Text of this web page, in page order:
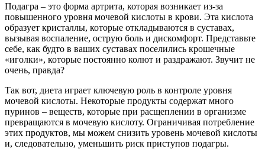
Подагра – это форма артрита, которая возникает из-за
повышенного уровня мочевой кислоты в крови. Эта кислота
образует кристаллы, которые откладываются в суставах,
вызывая воспаление, острую боль и дискомфорт. Представьте
себе, как будто в ваших суставах поселились крошечные
«иголки», которые постоянно колют и раздражают. Звучит не
очень, правда?
Так вот, диета играет ключевую роль в контроле уровня
мочевой кислоты. Некоторые продукты содержат много
пуринов – веществ, которые при расщеплении в организме
превращаются в мочевую кислоту. Ограничивая потребление
этих продуктов, мы можем снизить уровень мочевой кислоты
и, следовательно, уменьшить риск приступов подагры.